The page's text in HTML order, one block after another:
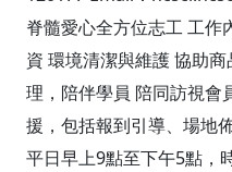
脊髓愛心全方位志工 工作
資 環境清潔與維護 協助
理，陪伴學員 陪同訪視會
援，包括報到引導、場地
平日早上9點至下午5點，